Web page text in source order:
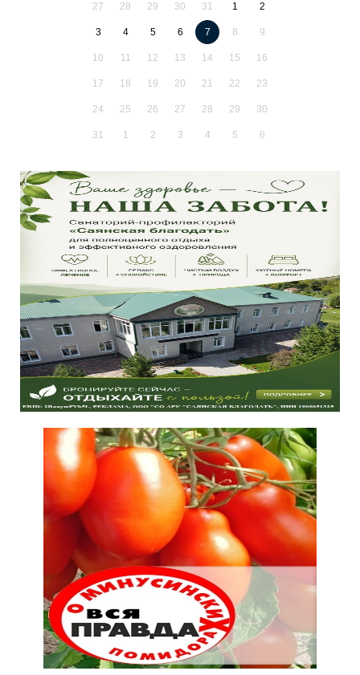
27 28 29 30 31 1 2
3 4 5 6 7 8 9
10 11 12 13 14 15 16
17 18 19 20 21 22 23
24 25 26 27 28 29 30
31 1 2 3 4 5 6